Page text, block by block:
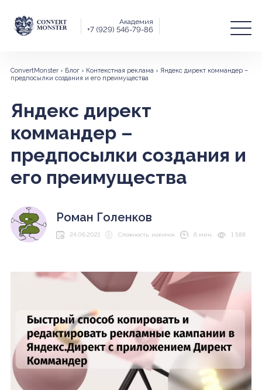
Академия
+7 (929) 546-79-86
ConvertMonster› Блог› Контекстная реклама› Яндекс директ коммандер –
предпосылки создания и его преимущества
Яндекс директ
коммандер –
предпосылки создания и
его преимущества
Роман Голенков
24.06.2021 Сложность: новичок 6 мин. 1 588